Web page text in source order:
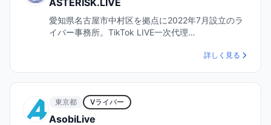
愛知県名古屋市中村区を拠点に2022年7月設立のラ
イバー事務所。TikTok LIVE一次代理…
詳しく見る
東京都 Vライバー
AsobiLive